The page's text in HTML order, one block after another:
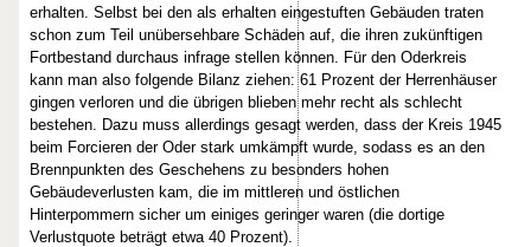
erhalten. Selbst bei den als erhalten eingestuften Gebäuden traten
schon zum Teil unübersehbare Schäden auf, die ihren zukünftigen
Fortbestand durchaus infrage stellen können. Für den Oderkreis
kann man also folgende Bilanz ziehen: 61 Prozent der Herrenhäuser
gingen verloren und die übrigen blieben mehr recht als schlecht
bestehen. Dazu muss allerdings gesagt werden, dass der Kreis 1945
beim Forcieren der Oder stark umkämpft wurde, sodass es an den
Brennpunkten des Geschehens zu besonders hohen
Gebäudeverlusten kam, die im mittleren und östlichen
Hinterpommern sicher um einiges geringer waren (die dortige
Verlustquote beträgt etwa 40 Prozent).